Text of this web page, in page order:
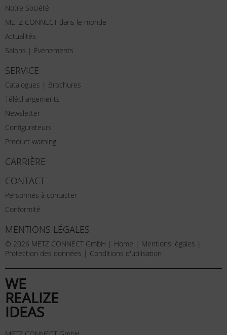
Notre Société
METZ CONNECT dans le monde
Actualités
Salons | Évènements
SERVICE
Catalogues | Brochures
Téléchargements
Newsletter
Configurateurs
Product warning
CARRIÈRE
CONTACT
Personnes à contacter
Conformité
MENTIONS LÉGALES
© 2026 METZ CONNECT GmbH | Home | Mentions légales |
Protection des données | Conditions d'utilisation
WE
REALIZE
IDEAS